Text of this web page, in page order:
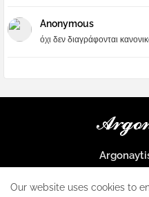
Anonymous
όχι δεν διαγράφονται
μοναδικός
Our website uses cookies to